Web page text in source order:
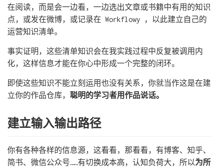
在阅读，而是会一边看，一边选出文章或书籍中有用的知识
点，或发在微博，或记录在 Workflowy ，以此建立自己的
运营知识清单。
事实证明，这些清单知识会在我实践过程中反复被调用内
化，这样信息才能在你心中形成一个完整的闭环。
即使这些知识不能立刻运用也没有关系，你就当作这是在建
立你的作品仓库， 聪明的学习者用作品说话。
建立输入输出路径
你有各种各样的信息源，这看看，那看看，有博客、知乎、
简书、微信公众号……有切换成本高，认知负荷大，所以为所